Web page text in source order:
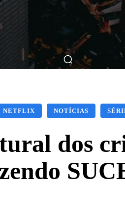
Nos Cinemas Matérias
NETFLIX NOTÍCIAS
dos